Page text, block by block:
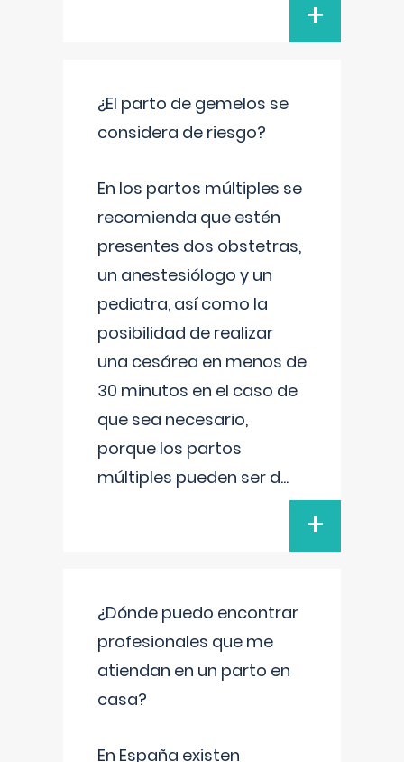
+
¿El parto de gemelos se
considera de riesgo?
En los partos múltiples se
recomienda que estén
presentes dos obstetras,
un anestesiólogo y un
pediatra, así como la
posibilidad de realizar
una cesárea en menos de
30 minutos en el caso de
que sea necesario,
porque los partos
múltiples pueden ser d...
+
¿Dónde puedo encontrar
profesionales que me
atiendan en un parto en
casa?
En España existen